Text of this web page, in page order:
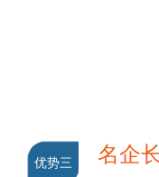
优势三 名企